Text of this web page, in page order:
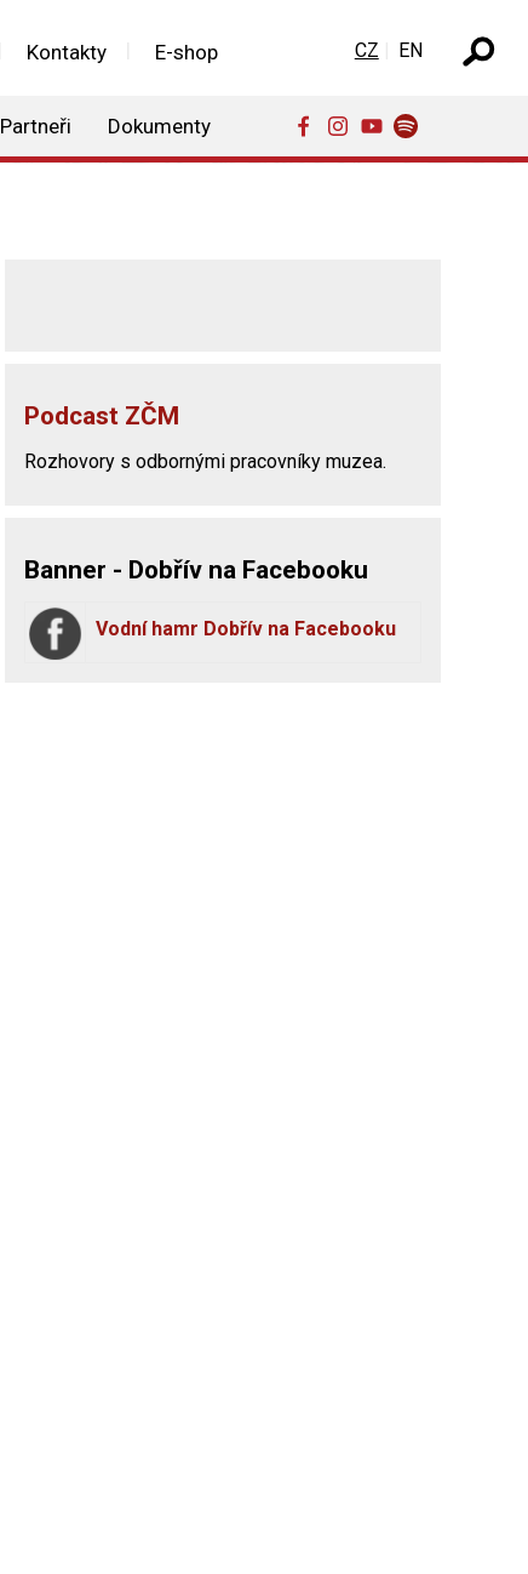
Kontakty E-shop
Partneři Dokumenty
Zvolte jazyk
CZ EN
Podcast ZČM
Rozhovory s odbornými pracovníky muzea.
Banner - Dobřív na Facebooku
Vodní hamr Dobřív na Facebooku